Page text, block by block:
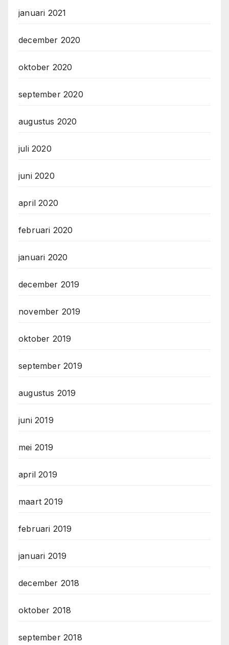
januari 2021
december 2020
oktober 2020
september 2020
augustus 2020
juli 2020
juni 2020
april 2020
februari 2020
januari 2020
december 2019
november 2019
oktober 2019
september 2019
augustus 2019
juni 2019
mei 2019
april 2019
maart 2019
februari 2019
januari 2019
december 2018
oktober 2018
september 2018